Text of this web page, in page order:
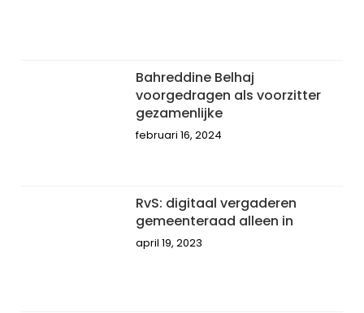
Bahreddine Belhaj
voorgedragen als voorzitter
gezamenlijke
februari 16, 2024
RvS: digitaal vergaderen
gemeenteraad alleen in
april 19, 2023